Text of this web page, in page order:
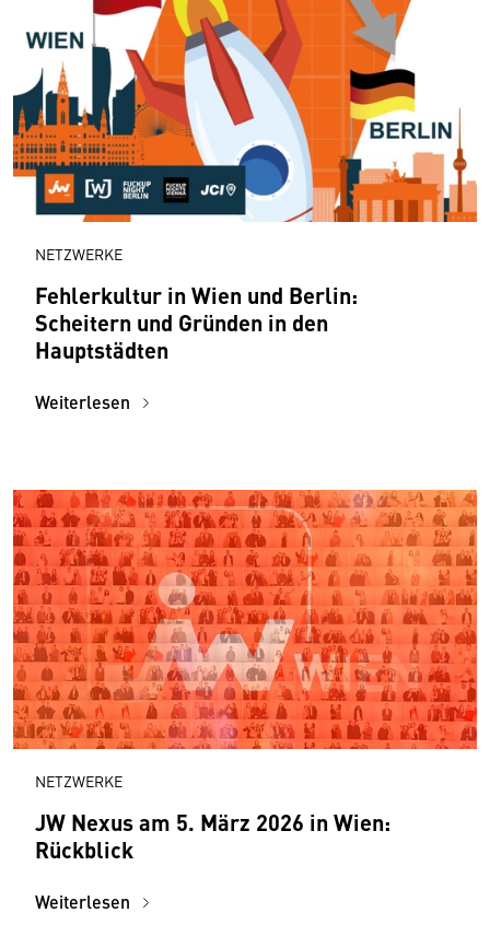
NETZWERKE
Fehlerkultur in Wien und Berlin:
Scheitern und Gründen in den
Hauptstädten
Weiterlesen
NETZWERKE
JW Nexus am 5. März 2026 in Wien:
Rückblick
Weiterlesen